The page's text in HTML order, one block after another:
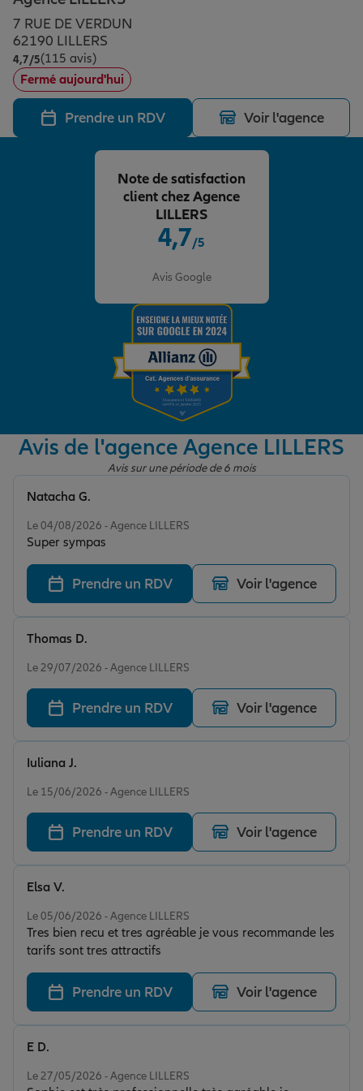
Assurance emprunteur
Prévoyance et dépendance
Assurance animal de compagnie
Protection de la famille
Protection juridique
Épargne & retraite
Plan épargne retraite
Assurance vie
Placements financiers
Investissements immobiliers
Transmission
Vos projets
Partir en vacances
Départ à la retraite
Préparer l’avenir
Conseil assurance
Assurance habitation
Le Pack Famille
Garantie des accidents de la vie
Assurance scolaire
Protection juridique
Retraite
Allianz en France
7 RUE DE VERDUN
62190 LILLERS
4,7/5Note de 4.7 sur 5
(115 avis)
Fermé aujourd'hui
Prendre un RDV Voir l'agence
4,7/5
Avis Google
Note de satisfaction
client chez Agence
LILLERS
Avis de l'agence Agence LILLERS
Avis sur une période de 6 mois
Le 04/08/2026 - Agence LILLERS
Super sympas
Natacha G.
Prendre un RDV Voir l'agence
Le 29/07/2026 - Agence LILLERS
Thomas D.
Prendre un RDV Voir l'agence
Le 15/06/2026 - Agence LILLERS
Iuliana J.
Prendre un RDV Voir l'agence
Le 05/06/2026 - Agence LILLERS
Tres bien recu et tres agréable je vous recommande les
tarifs sont tres attractifs
Elsa V.
Prendre un RDV Voir l'agence
Le 27/05/2026 - Agence LILLERS
E D.